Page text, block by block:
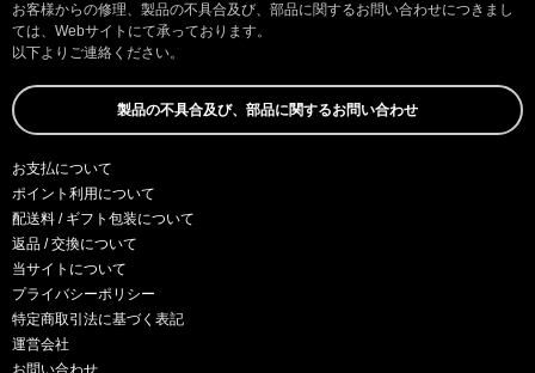
お客様からの修理、製品の不具合及び、部品に関するお問い合わせにつきまし
ては、Webサイトにて承っております。
以下よりご連絡ください。
製品の不具合及び、部品に関するお問い合わせ
お支払について
ポイント利用について
配送料 / ギフト包装について
返品 / 交換について
当サイトについて
プライバシーポリシー
特定商取引法に基づく表記
運営会社
お問い合わせ